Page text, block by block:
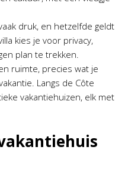
druk, en hetzelfde geldt
kies je voor privacy,
plan te trekken.
ruimte, precies wat je
Langs de Côte
vakantiehuizen, elk met